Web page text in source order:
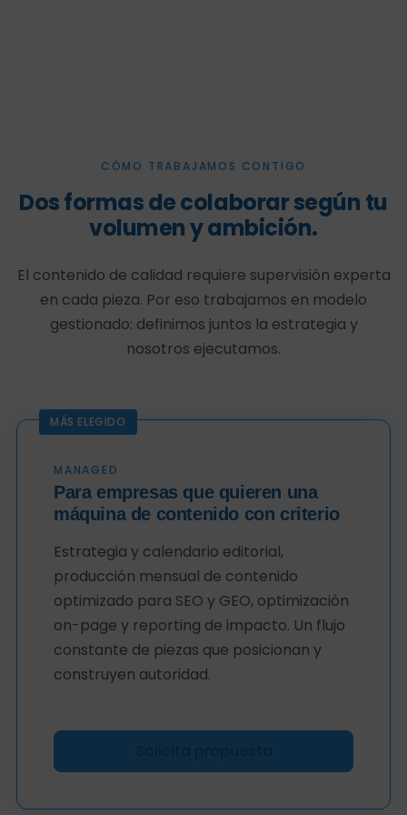
CÓMO TRABAJAMOS CONTIGO
Dos formas de colaborar según tu
volumen y ambición.
El contenido de calidad requiere supervisión experta
en cada pieza. Por eso trabajamos en modelo
gestionado: definimos juntos la estrategia y
nosotros ejecutamos.
MANAGED
Para empresas que quieren una
máquina de contenido con criterio
Estrategia y calendario editorial,
producción mensual de contenido
optimizado para SEO y GEO, optimización
on-page y reporting de impacto. Un flujo
constante de piezas que posicionan y
construyen autoridad.